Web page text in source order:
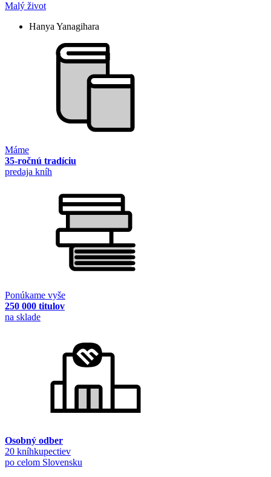
Malý život
Hanya Yanagihara
Máme
35-ročnú tradíciu
predaja kníh
Ponúkame vyše
250 000 titulov
na sklade
Osobný odber
20 kníhkupectiev
po celom Slovensku